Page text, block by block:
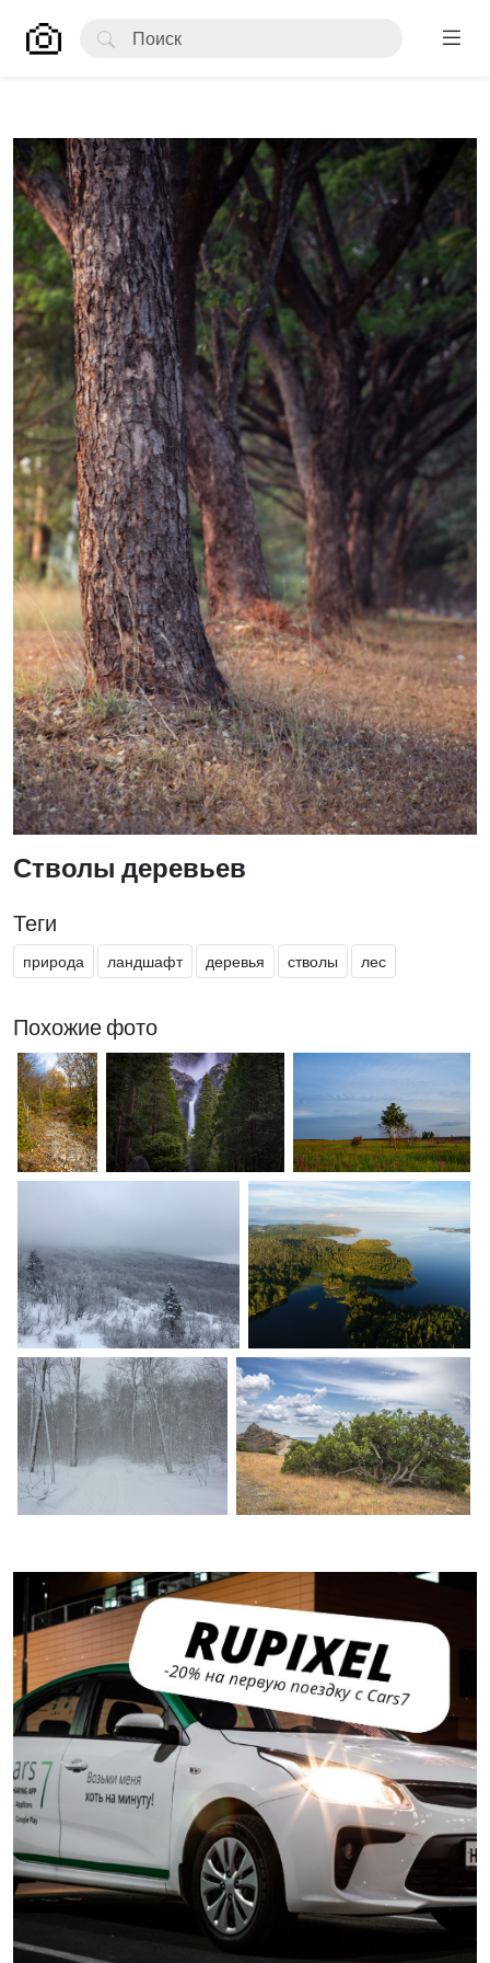
Стволы деревьев
Теги
природа ландшафт деревья стволы лес
Похожие фото